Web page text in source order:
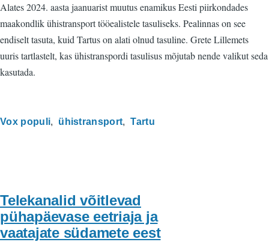
Alates 2024. aasta jaanuarist muutus enamikus Eesti piirkondades
maakondlik ühistransport tööealistele tasuliseks. Pealinnas on see
endiselt tasuta, kuid Tartus on alati olnud tasuline. Grete Lillemets
uuris tartlastelt, kas ühistranspordi tasulisus mõjutab nende valikut seda
kasutada.
Vox populi ühistransport Tartu
Telekanalid võitlevad
pühapäevase eetriaja ja
vaatajate südamete eest